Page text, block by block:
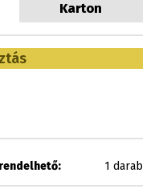
Karton
1 darab